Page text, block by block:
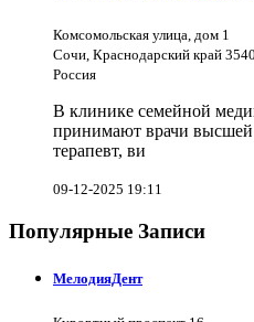
Комсомольская улица, дом 1
Сочи, Краснодарский край
Россия
В клинике семейной
принимают врачи
терапевт, ви
09-12-2025 19:11
Популярные Записи
МелодияДент